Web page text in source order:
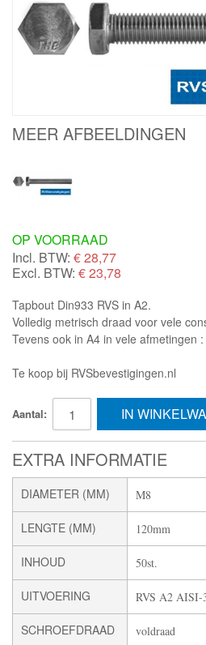
MEER AFBEELDINGEN
OP VOORRAAD
Incl. BTW: €28,77
Excl. BTW: € 23,78
Tapbout Din933 RVS in A2.
Volledig metrisch draad voor vele
Tevens ook in A4 in vele afmetingen
Te koop bij RVSbevestigingen.nl
Aantal: IN
EXTRA INFORMATIE
DIAMETER (MM) M8
LENGTE (MM) 120mm
INHOUD 50st.
UITVOERING RVS A2 AISI-
SCHROEFDRAAD voldraad